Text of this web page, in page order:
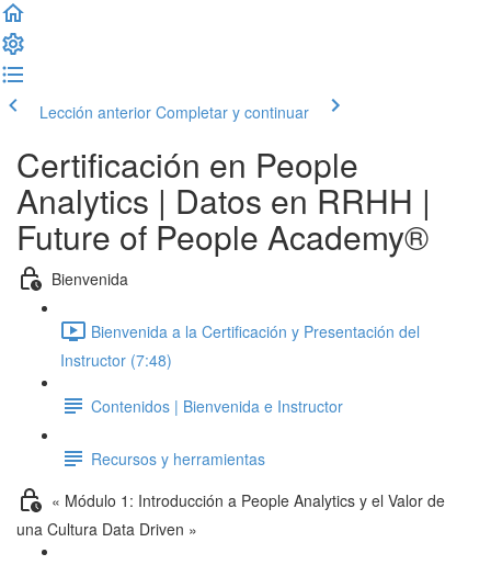
Lección anterior Completar y continuar
Certificación en People
Analytics | Datos en RRHH |
Future of People Academy®
Bienvenida
Bienvenida a la Certificación y Presentación del
Instructor (7:48)
Contenidos | Bienvenida e Instructor
Recursos y herramientas
« Módulo 1: Introducción a People Analytics y el Valor de
una Cultura Data Driven »